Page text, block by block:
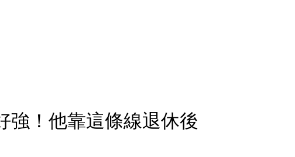
強！他靠這條線退休後